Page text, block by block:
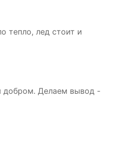
тепло, лед стоит и
добром. Делаем вывод -